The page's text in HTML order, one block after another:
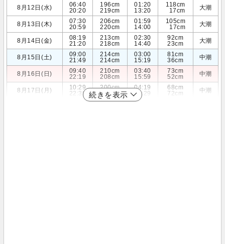
8月12日(水)
06:40
20:20
196cm
219cm
01:20
13:20
118cm
17cm
大潮
8月13日(木)
07:30
20:59
206cm
220cm
01:59
14:00
105cm
17cm
大潮
8月14日(金)
08:19
21:20
213cm
218cm
02:30
14:40
92cm
23cm
大潮
8月15日(土)
09:00
21:49
214cm
214cm
03:00
15:19
81cm
36cm
中潮
8月16日(日)
09:40
22:19
210cm
208cm
03:40
15:59
73cm
52cm
中潮
8月17日(月)
10:29
22:39
200cm
201cm
04:19
16:29
68cm
72cm
中潮
続きを表示